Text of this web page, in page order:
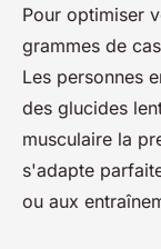
Pour optimiser
grammes de
Les personnes
des glucides
musculaire la
s'adapte
ou aux